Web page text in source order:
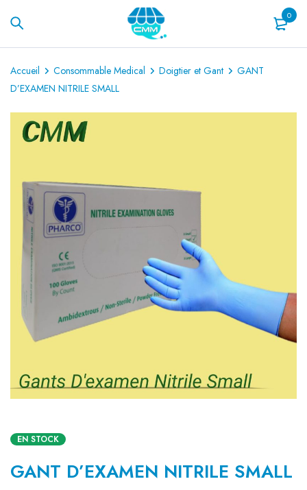
0
Accueil Consommable Medical Doigtier et Gant
GANT
D’EXAMEN NITRILE SMALL
EN STOCK
GANT D’EXAMEN NITRILE SMALL